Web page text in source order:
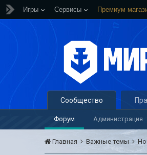
Игры Сервисы Премиум
Сообщество
Форум Администрация
Главная Важные темы